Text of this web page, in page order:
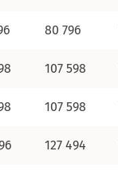
80 796
107 598
107 598
127 494